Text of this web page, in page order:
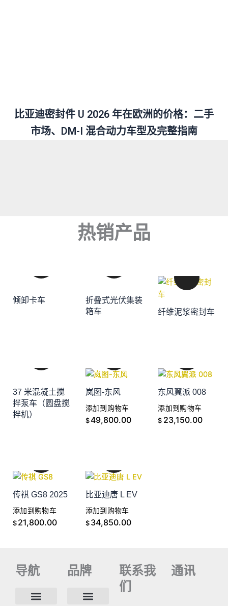
比亚迪密封件 U 2026 年在欧洲的价格：二手
市场、DM-I 混合动力车型及完整指南
热销产品
倾卸卡车
添加到购物车
折叠式光伏集装
箱车
添加到购物车 纤维泥浆密封车
添加到购物车
37 米混凝土搅
拌泵车（圆盘搅
拌机）
添加到购物车
岚图-东风
$49,800.00
添加到购物车
东风翼派 008
$ 23,150.00
添加到购物车
传祺 GS8 2025
$ 21,800.00
添加到购物车
比亚迪唐 L EV
$ 34,850.00
添加到购物车
导航 品牌
联系我
们
通讯